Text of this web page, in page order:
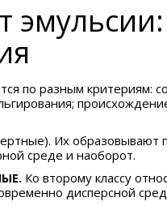
эмульсии:
по разным критериям:
Их образовывают
среде и наоборот.
Ко второму классу
дисперсной